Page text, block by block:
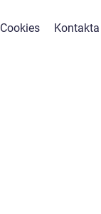
Cookies